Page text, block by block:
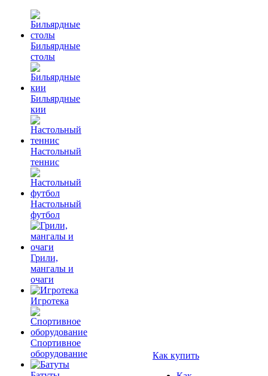
Бильярдные
столы
Бильярдные
кии
Настольный
теннис
Настольный
футбол
Грили,
мангалы и
очаги
Игротека
Спортивное
оборудование
Как купить